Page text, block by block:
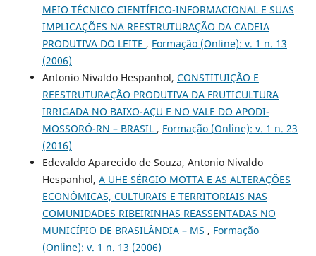
MEIO TÉCNICO CIENTÍFICO-INFORMACIONAL E SUAS
IMPLICAÇÕES NA REESTRUTURAÇÃO DA CADEIA
PRODUTIVA DO LEITE , Formação (Online): v. 1 n. 13
(2006)
Antonio Nivaldo Hespanhol, CONSTITUIÇÃO E
REESTRUTURAÇÃO PRODUTIVA DA FRUTICULTURA
IRRIGADA NO BAIXO-AÇU E NO VALE DO APODI-
MOSSORÓ-RN – BRASIL , Formação (Online): v. 1 n. 23
(2016)
Edevaldo Aparecido de Souza, Antonio Nivaldo
Hespanhol, A UHE SÉRGIO MOTTA E AS ALTERAÇÕES
ECONÔMICAS, CULTURAIS E TERRITORIAIS NAS
COMUNIDADES RIBEIRINHAS REASSENTADAS NO
MUNICÍPIO DE BRASILÂNDIA – MS , Formação
(Online): v. 1 n. 13 (2006)